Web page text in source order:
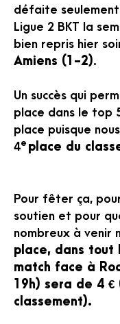
défaite
Ligue 2 BKT la
bien repris hier
Amiens (1-2).
Un succès qui
place dans le top
place puisque
4e place du
Pour fêter ça,
soutien et pour
nombreux à venir
place, dans tout
match face à
19h) sera de 4 €
classement).